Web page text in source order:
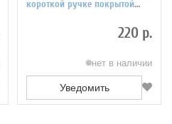
короткой ручке покрытой
220 р.
нет в наличии
Уведомить